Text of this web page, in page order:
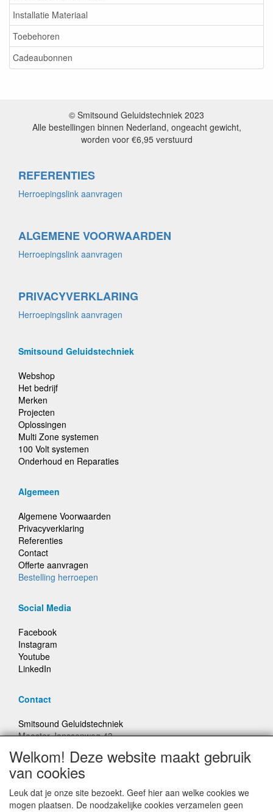
Installatie Materiaal
Toebehoren
Cadeaubonnen
© Smitsound Geluidstechniek 2023
Alle bestellingen binnen Nederland, ongeacht gewicht,
worden voor €6,95 verstuurd
REFERENTIES
Herroepingslink aanvragen
ALGEMENE VOORWAARDEN
Herroepingslink aanvragen
PRIVACYVERKLARING
Herroepingslink aanvragen
Smitsound Geluidstechniek
Webshop
Het bedrijf
Merken
Projecten
Oplossingen
Multi Zone systemen
100 Volt systemen
Onderhoud en Reparaties
Algemeen
Algemene Voorwaarden
Privacyverklaring
Referenties
Contact
Offerte aanvragen
Bestelling herroepen
Social Media
Facebook
Instagram
Youtube
LinkedIn
Contact
Smitsound Geluidstechniek
Meester Janssenweg 43
E-mail: info@smitsound.nl
Telefoon: +31-(0)6-22256322
Bestellingen binnen Nederland, ongeacht gewicht, verstuurd
Welkom! Deze website maakt gebruik
van cookies
Leuk dat je onze site bezoekt. Geef hier aan welke cookies we
mogen plaatsen. De noodzakelijke cookies verzamelen geen